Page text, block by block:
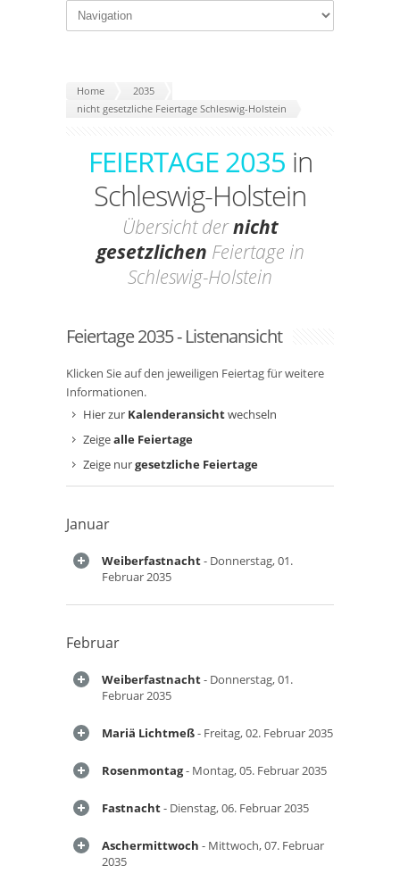
Home
2035
nicht gesetzliche Feiertage Schleswig-Holstein
FEIERTAGE 2035 in
Schleswig-Holstein
Übersicht dernicht
gesetzlichen Feiertage in
Schleswig-Holstein
Feiertage 2035 - Listenansicht
Klicken Sie auf den jeweiligen Feiertag für weitere
Informationen.
Hier zur Kalenderansichtwechseln
Zeigealle Feiertage
Zeige nurgesetzliche Feiertage
Januar
Weiberfastnacht- Donnerstag, 01.
Februar 2035
Februar
Weiberfastnacht- Donnerstag, 01.
Februar 2035
Mariä Lichtmeß- Freitag, 02. Februar 2035
Rosenmontag- Montag, 05. Februar 2035
Fastnacht- Dienstag, 06. Februar 2035
Aschermittwoch - Mittwoch, 07. Februar
2035